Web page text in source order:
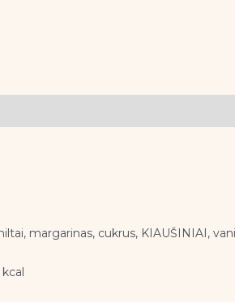
margarinas, cukrus, KIAUŠINIAI,